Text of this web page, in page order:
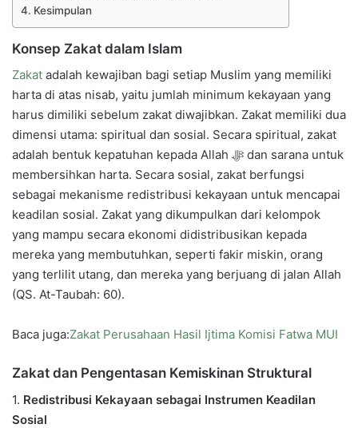
Kesimpulan
Konsep Zakat dalam Islam
Zakat adalah kewajiban bagi setiap Muslim yang memiliki
harta di atas nisab, yaitu jumlah minimum kekayaan yang
harus dimiliki sebelum zakat diwajibkan. Zakat memiliki dua
dimensi utama: spiritual dan sosial. Secara spiritual, zakat
adalah bentuk kepatuhan kepada Allah ﷻ dan sarana untuk
membersihkan harta. Secara sosial, zakat berfungsi
sebagai mekanisme redistribusi kekayaan untuk mencapai
keadilan sosial. Zakat yang dikumpulkan dari kelompok
yang mampu secara ekonomi didistribusikan kepada
mereka yang membutuhkan, seperti fakir miskin, orang
yang terlilit utang, dan mereka yang berjuang di jalan Allah
(QS. At-Taubah: 60).
Baca juga:Zakat Perusahaan Hasil Ijtima Komisi Fatwa MUI
Zakat dan Pengentasan Kemiskinan Struktural
1. Redistribusi Kekayaan sebagai Instrumen Keadilan
Sosial